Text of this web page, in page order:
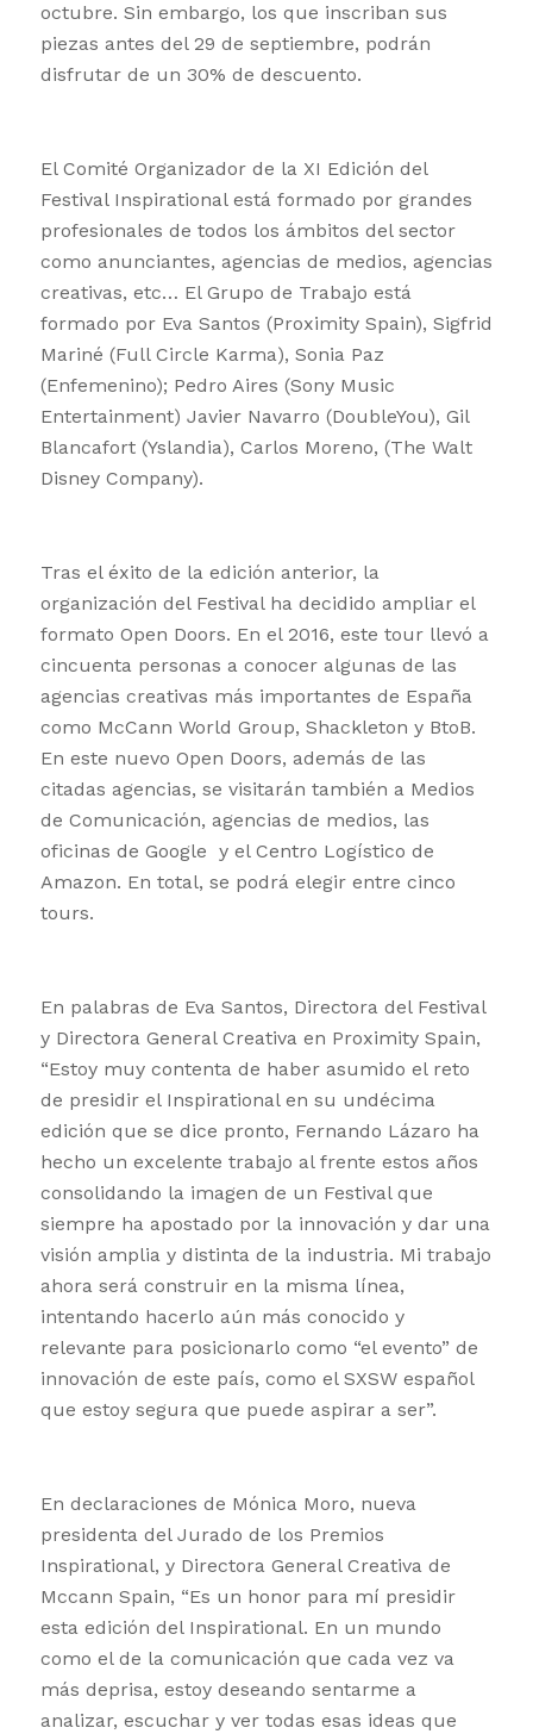
octubre. Sin embargo, los que inscriban sus
piezas antes del 29 de septiembre, podrán
disfrutar de un 30% de descuento.
El Comité Organizador de la XI Edición del
Festival Inspirational está formado por grandes
profesionales de todos los ámbitos del sector
como anunciantes, agencias de medios, agencias
creativas, etc… El Grupo de Trabajo está
formado por Eva Santos (Proximity Spain), Sigfrid
Mariné (Full Circle Karma), Sonia Paz
(Enfemenino); Pedro Aires (Sony Music
Entertainment) Javier Navarro (DoubleYou), Gil
Blancafort (Yslandia), Carlos Moreno, (The Walt
Disney Company).
Tras el éxito de la edición anterior, la
organización del Festival ha decidido ampliar el
formato Open Doors. En el 2016, este tour llevó a
cincuenta personas a conocer algunas de las
agencias creativas más importantes de España
como McCann World Group, Shackleton y BtoB.
En este nuevo Open Doors, además de las
citadas agencias, se visitarán también a Medios
de Comunicación, agencias de medios, las
oficinas de Google y el Centro Logístico de
Amazon. En total, se podrá elegir entre cinco
tours.
En palabras de Eva Santos, Directora del Festival
y Directora General Creativa en Proximity Spain,
“Estoy muy contenta de haber asumido el reto
de presidir el Inspirational en su undécima
edición que se dice pronto, Fernando Lázaro ha
hecho un excelente trabajo al frente estos años
consolidando la imagen de un Festival que
siempre ha apostado por la innovación y dar una
visión amplia y distinta de la industria. Mi trabajo
ahora será construir en la misma línea,
intentando hacerlo aún más conocido y
relevante para posicionarlo como “el evento” de
innovación de este país, como el SXSW español
que estoy segura que puede aspirar a ser”.
En declaraciones de Mónica Moro, nueva
presidenta del Jurado de los Premios
Inspirational, y Directora General Creativa de
Mccann Spain, “Es un honor para mí presidir
esta edición del Inspirational. En un mundo
como el de la comunicación que cada vez va
más deprisa, estoy deseando sentarme a
analizar, escuchar y ver todas esas ideas que